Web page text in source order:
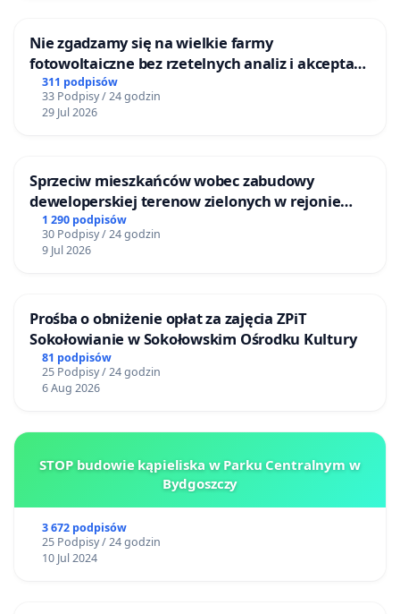
Nie zgadzamy się na wielkie farmy
fotowoltaiczne bez rzetelnych analiz i akceptacji
mieszkańców
311 podpisów
33 Podpisy / 24 godzin
29 Jul 2026
Sprzeciw mieszkańców wobec zabudowy
deweloperskiej terenow zielonych w rejonie
Bulwarów Straceńskich w Bielsku-Białej
1 290 podpisów
30 Podpisy / 24 godzin
9 Jul 2026
Prośba o obniżenie opłat za zajęcia ZPiT
Sokołowianie w Sokołowskim Ośrodku Kultury
81 podpisów
25 Podpisy / 24 godzin
6 Aug 2026
STOP budowie kąpieliska w Parku Centralnym w
Bydgoszczy
3 672 podpisów
25 Podpisy / 24 godzin
10 Jul 2024